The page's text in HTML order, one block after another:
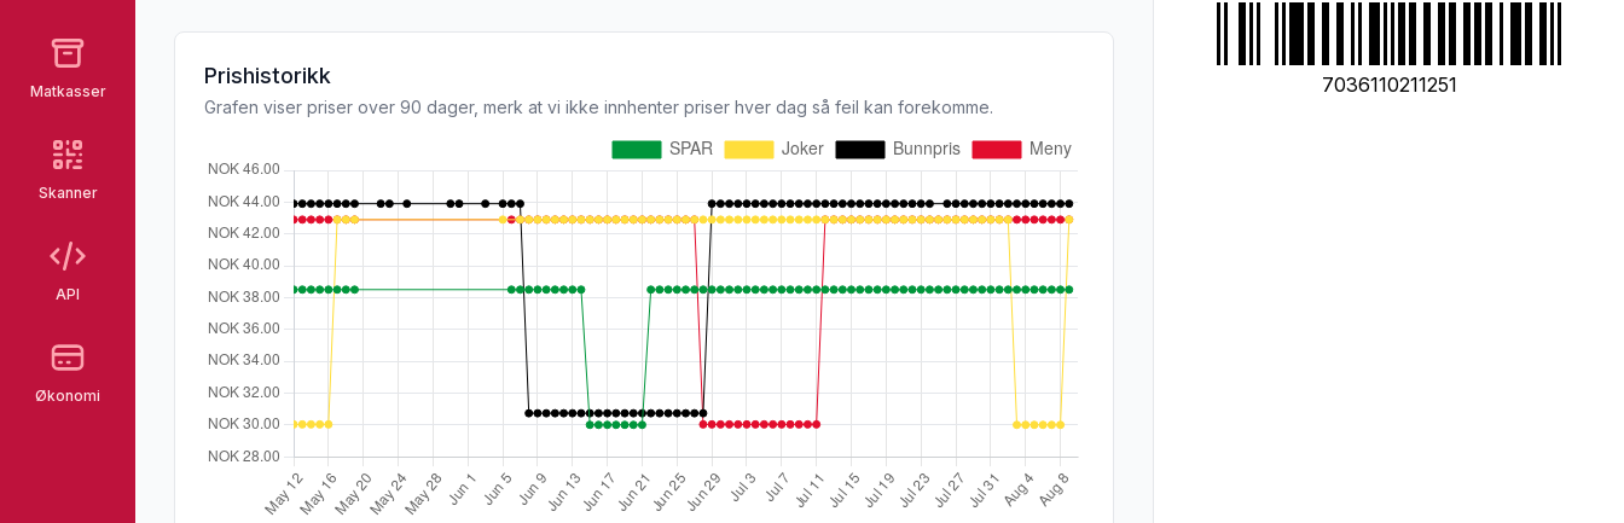
Matkasser
Skanner
API
Økonomi
Prishistorikk
Grafen viser priser over 90 dager, merk at vi ikke innhenter priser hver dag så feil kan forekomme.
7036110211251